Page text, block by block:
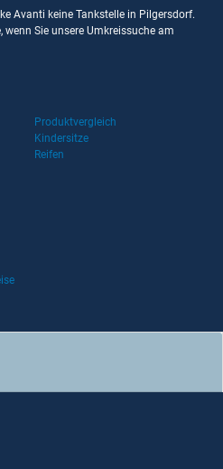
Avanti keine Tankstelle in Pilgersdorf.
Sie unsere Umkreissuche am
Produktvergleich
Kindersitze
Reifen